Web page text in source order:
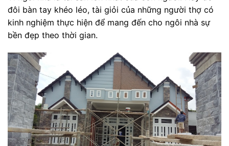
đôi bàn tay khéo léo, tài giỏi của những người thợ có
kinh nghiệm thực hiện để mang đến cho ngôi nhà sự
bền đẹp theo thời gian.